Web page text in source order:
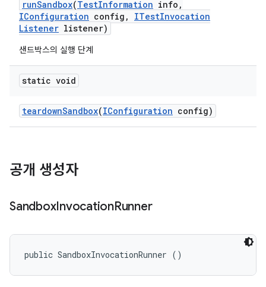
runSandbox(TestInformation info ,
IConfiguration config , ITestInvocation
Listener listener)
샌드박스의 실행 단계
static void
teardownSandbox(IConfiguration config)
공개 생성자
SandboxInvocationRunner
public SandboxInvocationRunner ()